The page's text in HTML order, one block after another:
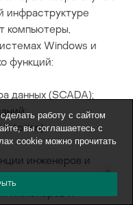
инфраструктуре
компьютеры,
Windows и
функций:
данных (SCADA);
инженеров и
инженеров и
работу с сайтом
вы соглашаетесь с
cookie можно прочитать